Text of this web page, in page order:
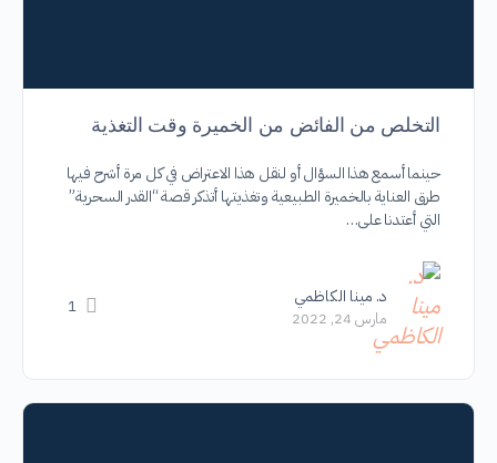
التخلص من الفائض من الخميرة وقت التغذية
حينما أسمع هذا السؤال أو لنقل هذا الاعتراض في كل مرة أشرح فيها
طرق العناية بالخميرة الطبيعية وتغذيتها أتذكر قصة “القدر السحرية”
التي أعتدنا على…
د. مينا الكاظمي
مارس 24, 2022
1